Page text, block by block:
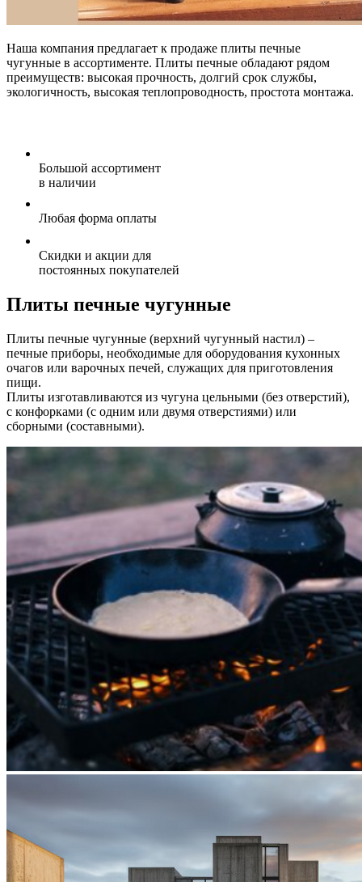
Наша компания предлагает к продаже плиты печные
чугунные в ассортименте. Плиты печные обладают рядом
преимуществ: высокая прочность, долгий срок службы,
экологичность, высокая теплопроводность, простота монтажа.
Большой ассортимент
в наличии
Любая форма оплаты
Скидки и акции для
постоянных покупателей
Плиты печные чугунные
Плиты печные чугунные (верхний чугунный настил) –
печные приборы, необходимые для оборудования кухонных
очагов или варочных печей, служащих для приготовления
пищи.
Плиты изготавливаются из чугуна цельными (без отверстий),
с конфорками (с одним или двумя отверстиями) или
сборными (составными).